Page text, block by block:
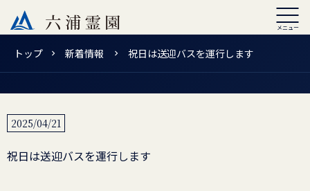
トップ 新着情報 祝日は送迎バスを運行します
2025/04/21
祝日は送迎バスを運行します